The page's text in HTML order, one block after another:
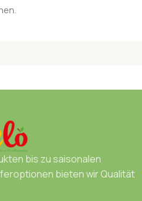
bis zu saisonalen
bieten wir Qualität